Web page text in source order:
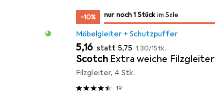
−10% noch 1 Stückim Sale
nur noch 1 Stück im Sale
Möbelgleiter + Schutzpuffer
EUR
5,16 statt EUR
5,75 EUR
1,30/1Stk.
Scotch Extra weiche Filzgleiter
Filzgleiter, 4 Stk.
19